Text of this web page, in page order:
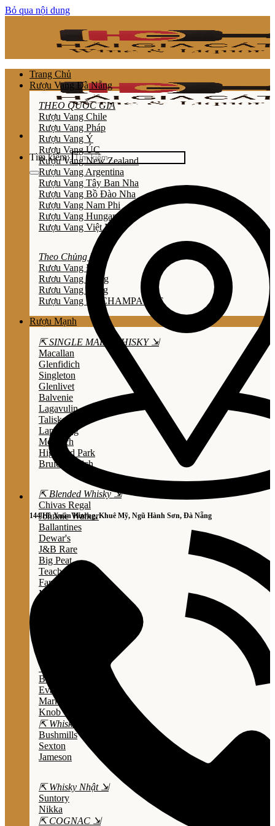
Bỏ qua nội dung
Tìm kiếm:
144 Hồ Xuân Hương, Khuê Mỹ, Ngũ Hành Sơn, Đà Nẵng
Trang Chủ
Rượu Vang Đà Nẵng
THEO QUỐC GIA
Rượu Vang Chile
Rượu Vang Pháp
Rượu Vang Ý
Rượu Vang ÚC
Rượu Vang New Zealand
Rượu Vang Argentina
Rượu Vang Tây Ban Nha
Rượu Vang Bồ Đào Nha
Rượu Vang Nam Phi
Rượu Vang Hungary
Rượu Vang Việt Nam
Theo Chủng Loại
Rươu Vang Đỏ
Rươu Vang Trắng
Rươu Vang Hồng
Rượu Vang Nổ/CHAMPAGNE
Rượu Mạnh
⇱ SINGLE MALT WHISKY ⇲
Macallan
Glenfidich
Singleton
Glenlivet
Balvenie
Lagavulin
Talisker
Laphroaig
Mortlach
Highland Park
Bruichladdich
⇱ Blended Whisky ⇲
Chivas Regal
Johnnie Walker
Ballantines
Dewar's
J&B Rare
Big Peat
Teacher's
Famous Grouse
Monkey Shouder
Wild Turkey
Bulleit Bourbon
Evan Williams
Marker's Mark
Knob Creek
⇱ Whiskey Ailen ⇲
Bushmills
Sexton
Jameson
⇱ Whisky Nhật ⇲
Suntory
Nikka
⇱ COGNAC ⇲